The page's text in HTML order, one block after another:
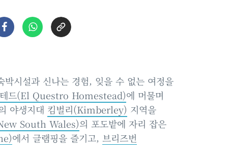
박시설과 신나는 경험, 잊을 수 없는 여정을
테드(El Questro Homestead)에 머물며
야생지대 킴벌리(Kimberley) 지역을
South Wales)의 포도밭에 자리 잡은
에서 글램핑을 즐기고, 브리즈번